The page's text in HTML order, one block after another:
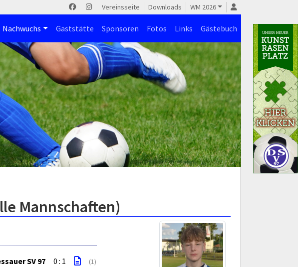
Vereinsseite Downloads WM 2026
Nachwuchs Gaststätte Sponsoren Fotos Links Gästebuch
Mannschaften)
SV 97 0 : 1 (1)